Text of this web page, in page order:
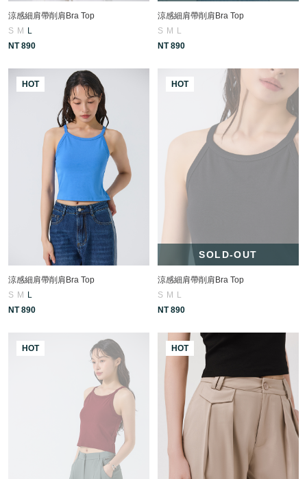
涼感細肩帶削肩Bra Top
S M
L
NT 890
涼感細肩帶削肩Bra Top
S M
L
NT 890
HOT
涼感細肩帶削肩Bra Top
S M
L
NT 890
SOLD-OUT
HOT
涼感細肩帶削肩Bra Top
S M
L
NT 890
HOT HOT